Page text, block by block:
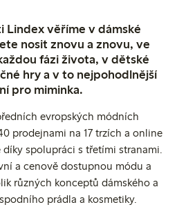
Lindex věříme v dámské
nosit znovu a znovu, ve
fázi života, v dětské
hry a v to nejpohodlnější
pro miminka.
evropských módních
prodejnami na 17 trzích a online
spolupráci s třetími stranami.
a cenově dostupnou módu a
různých konceptů dámského a
prádla a kosmetiky.